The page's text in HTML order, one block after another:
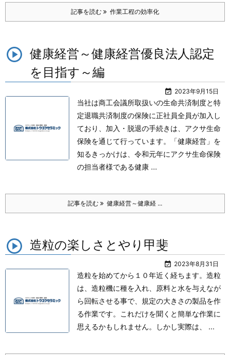
記事を読む 作業工程の効率化
健康経営～健康経営優良法人認定
を目指す～編
 2023年9月15日
当社は商工会議所取扱いの生命共済制度と特
定退職共済制度の保険に正社員全員が加入し
ており、加入・脱退の手続きは、アクサ生命
保険を通じて行っています。
「健康経営」を
知るきっかけは、令和元年にアクサ生命保険
の担当者様である健康 ...
記事を読む 健康経営～健康経 ...
造粒の楽しさとやり甲斐
 2023年8月31日
造粒を始めてから１０年近く経ちます。造粒
は、造粒機に種を入れ、原料と水を与えなが
ら回転させる事で、規定の大きさの製品を作
る作業です。 これだけを聞くと簡単な作業に
思えるかもしれません。
しかし実際は、 ...